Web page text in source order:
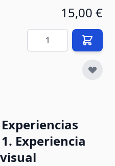
15,00 €
Quantità
Experiencias
Experiencia